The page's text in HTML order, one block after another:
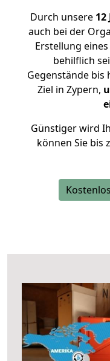
Durch unsere
auch bei der
Erstellung
behilflich
Gegenstände bis
Ziel in Zypern,
Günstiger wird
können Sie bis